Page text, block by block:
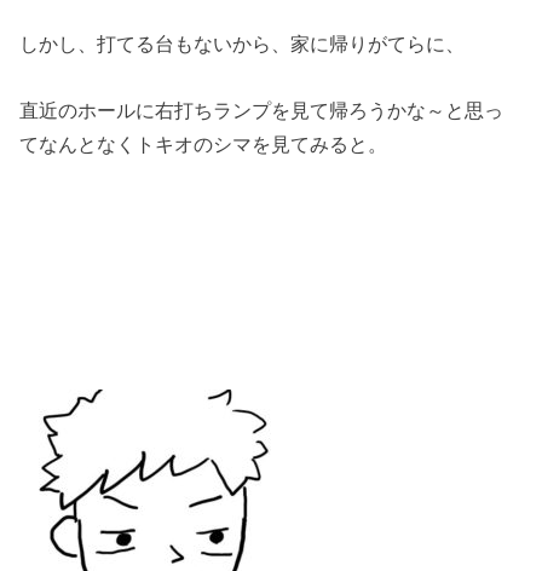
しかし、打てる台もないから、家に帰りがてらに、
直近のホールに右打ちランプを見て帰ろうかな～と思っ
てなんとなくトキオのシマを見てみると。